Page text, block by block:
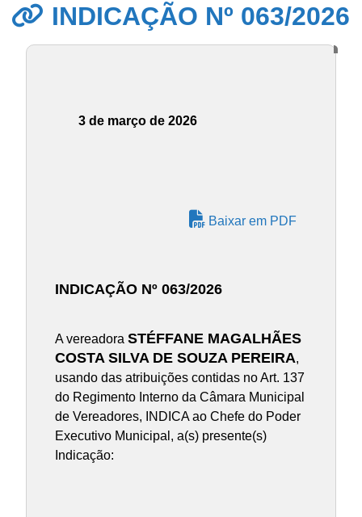
INDICAÇÃO Nº 063/2026
3 de março de 2026
Baixar em PDF
INDICAÇÃO Nº 063/2026
A vereadoraSTÉFFANE MAGALHÃES
COSTA SILVA DE SOUZA PEREIRA,
usando das atribuições contidas no Art. 137
do Regimento Interno da Câmara Municipal
de Vereadores, INDICA ao Chefe do Poder
Executivo Municipal, a(s) presente(s)
Indicação: